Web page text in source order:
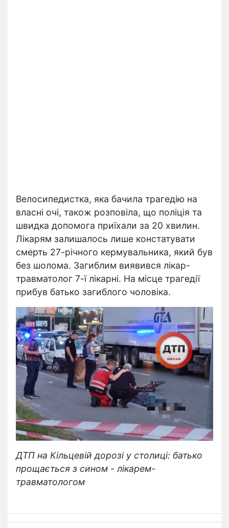
Велосипедистка, яка бачила трагедію на
власні очі, також розповіла, що поліція та
швидка допомога приїхали за 20 хвилин.
Лікарям залишалось лише констатувати
смерть 27-річного кермувальника, який був
без шолома. Загиблим виявився лікар-
травматолог 7-ї лікарні. На місце трагедії
прибув батько загиблого чоловіка.
ДТП на Кільцевій дорозі у столиці: батько
прощається з сином - лікарем-
травматологом